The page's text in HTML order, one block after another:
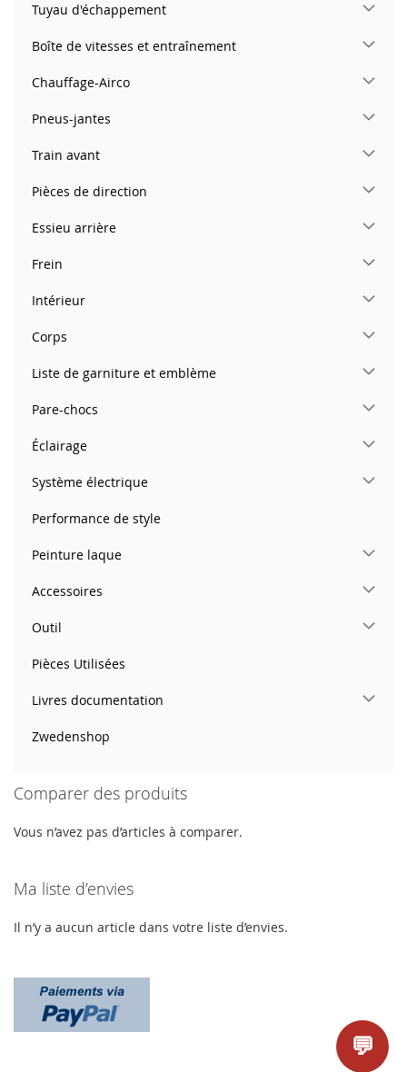
Tuyau d'échappement
Boîte de vitesses et entraînement
Chauffage-Airco
Pneus-jantes
Train avant
Pièces de direction
Essieu arrière
Frein
Intérieur
Corps
Liste de garniture et emblème
Pare-chocs
Éclairage
Système électrique
Performance de style
Peinture laque
Accessoires
Outil
Pièces Utilisées
Livres documentation
Zwedenshop
Comparer des produits
Vous n’avez pas d’articles à comparer.
Ma liste d’envies
Il n’y a aucun article dans votre liste d’envies.
💬